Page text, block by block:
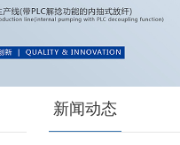
新闻动态